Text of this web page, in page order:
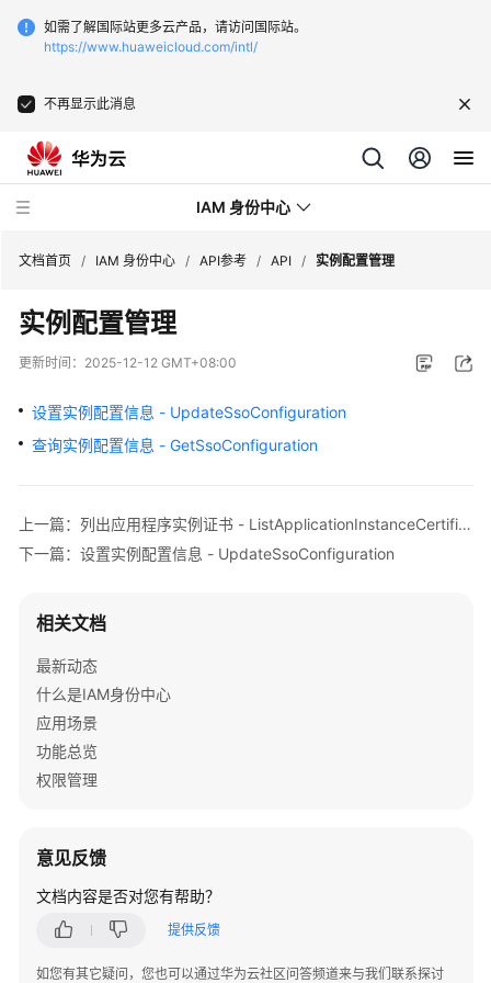
如需了解国际站更多云产品，请访问国际站。
https://www.huaweicloud.com/intl/
不再显示此消息
IAM 身份中心
最
新
态
产
绍
入
用
户
指
南
参
考
使
前
文档首页 / IAM 身份中心 / API参考 / API / 实例配置管理
实例配置管理
更新时间： 2025-12-12 GMT+08:00
设置实例配置信息 - UpdateSsoConfiguration
查询实例配置信息 - GetSsoConfiguration
上一篇：列出应用程序实例证书 - ListApplicationInstanceCertificates
下一篇：设置实例配置信息 - UpdateSsoConfiguration
相关文档
最新动态
什么是IAM身份中心
应用场景
功能总览
权限管理
意见反馈
文档内容是否对您有帮助？
提供反馈
如您有其它疑问，您也可以通过华为云社区问答频道来与我们联系探讨